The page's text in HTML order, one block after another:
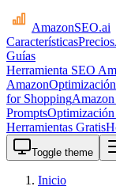
AmazonSEO.ai
CaracterísticasPrecios
Guías
Herramienta SEO
Amazon
for Shopping
Prompts
Herramientas Gratis
Toggle theme
Inicio